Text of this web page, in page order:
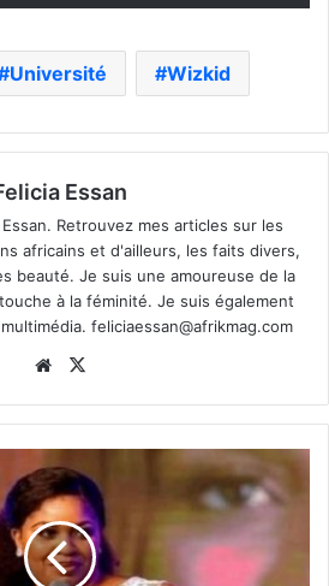
Université Wizkid
Essan
Retrouvez mes articles sur les
africains et d'ailleurs, les faits divers,
beauté. Je suis une amoureuse de la
à la féminité. Je suis également
feliciaessan@afrikmag.com
Website